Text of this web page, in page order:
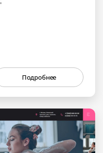
Подробнее